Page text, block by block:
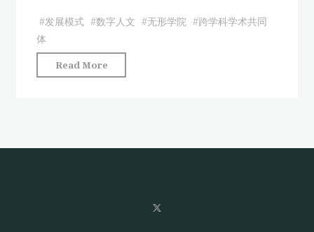
#发展模式 #数字人文 #无形学院 #跨学科学术共同
体
Read More
向
院”：